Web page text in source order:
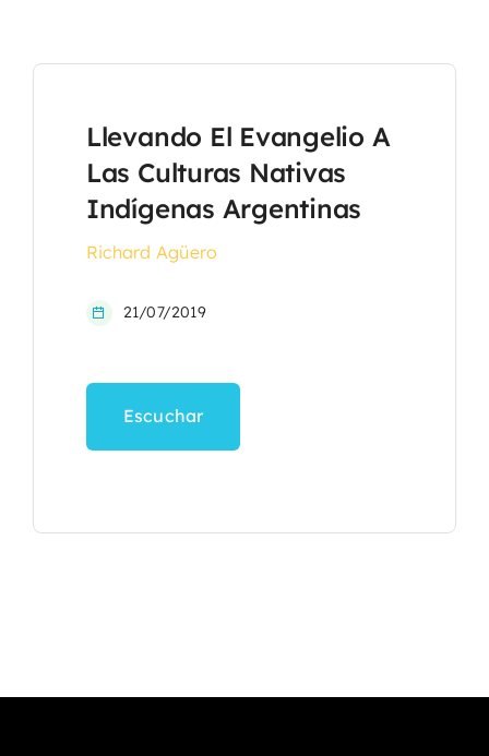
Llevando El Evangelio A
Las Culturas Nativas
Indígenas Argentinas
Richard Agüero
21/07/2019
Escuchar